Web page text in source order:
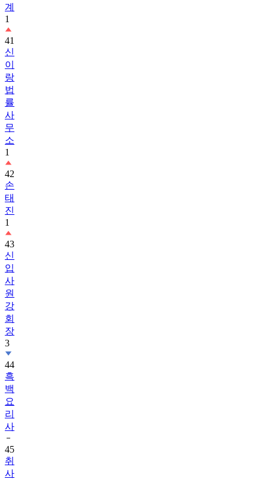
계
1
41
신
이
랑
법
률
사
무
소
1
42
손
태
진
1
43
신
입
사
원
강
회
장
3
44
흑
백
요
리
사
45
취
사